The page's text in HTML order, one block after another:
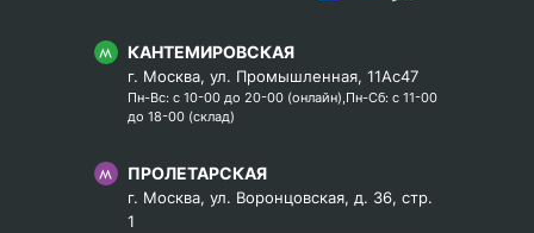
КАНТЕМИРОВСКАЯ
г. Москва, ул. Промышленная, 11Ас47
Пн-Вс: с 10-00 до 20-00 (онлайн),Пн-Сб: с 11-00
до 18-00 (склад)
ПРОЛЕТАРСКАЯ
г. Москва, ул. Воронцовская, д. 36, стр.
1